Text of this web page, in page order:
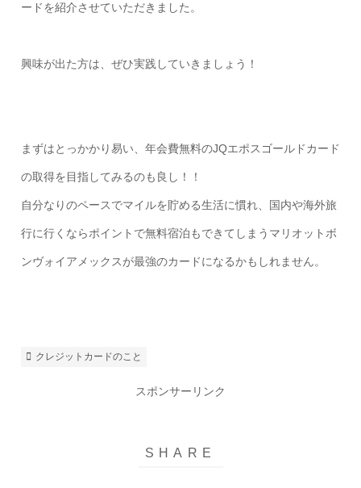
ードを紹介させていただきました。
興味が出た方は、ぜひ実践していきましょう！
まずはとっかかり易い、年会費無料のJQエポスゴールドカード
の取得を目指してみるのも良し！！
自分なりのペースでマイルを貯める生活に慣れ、国内や海外旅
行に行くならポイントで無料宿泊もできてしまうマリオットボ
ンヴォイアメックスが最強のカードになるかもしれません。
クレジットカードのこと
スポンサーリンク